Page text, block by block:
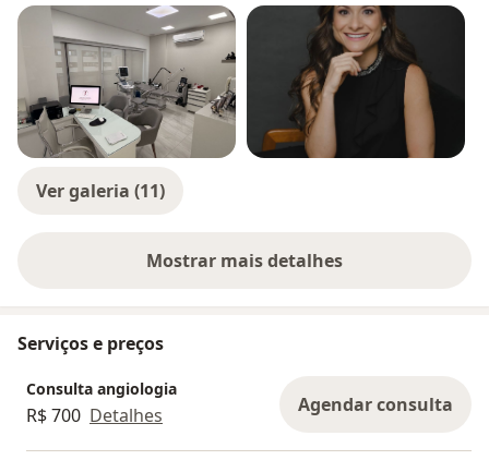
Ver galeria (11)
Mostrar mais detalhes
sobre a experiência
Serviços e preços
Consulta angiologia
R$ 700 Detalhes Agendar consulta